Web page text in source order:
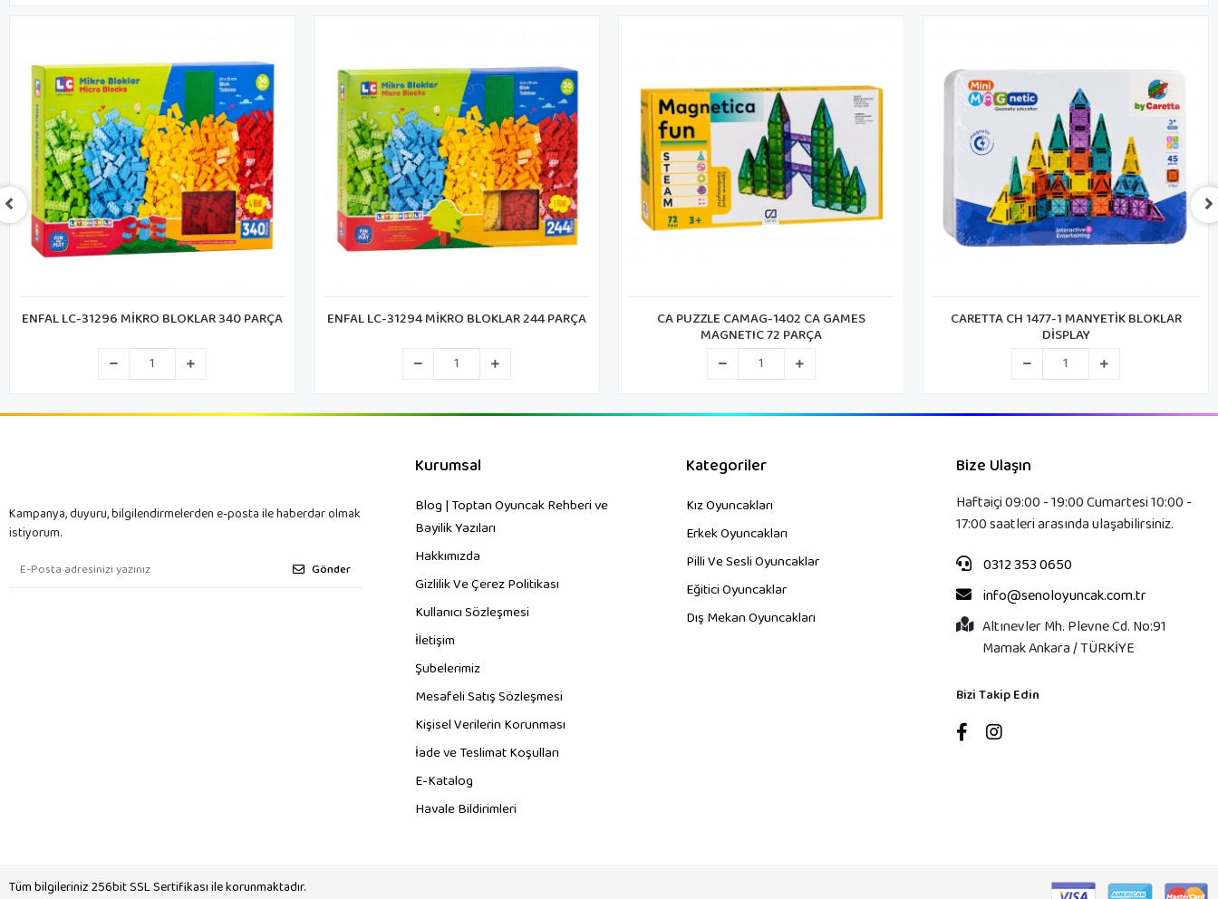
ENFAL LC-31294 MİKRO BLOKLAR 244 PARÇA CA PUZZLE CAMAG-1402 CA GAMES CARETTA CH 1477-1 MANYETİK BLOKLAR
DİSPLAY
CARETTA CH 1473-1 MANYETİK BLOKLAR
DİSPLAY
Kampanya, duyuru, bilgilendirmelerden e-posta ile haberdar olmak
istiyorum.
Gönder
Kurumsal
Blog | Toptan Oyuncak Rehberi ve
Bayilik Yazıları
Hakkımızda
Gizlilik Ve Çerez Politikası
Kullanıcı Sözleşmesi
İletişim
Şubelerimiz
Mesafeli Satış Sözleşmesi
Kişisel Verilerin Korunması
İade ve Teslimat Koşulları
E-Katalog
Havale Bildirimleri
Kategoriler
Kız Oyuncakları
Erkek Oyuncakları
Pilli Ve Sesli Oyuncaklar
Eğitici Oyuncaklar
Dış Mekan Oyuncakları
Bize Ulaşın
Haftaiçi 09:00 - 19:00 Cumartesi 10:00 -
17:00 saatleri arasında ulaşabilirsiniz.
0312 353 0650
info@senoloyuncak.com.tr
Altınevler Mh. Plevne Cd. No:91
Mamak Ankara / TÜRKİYE
Bizi Takip Edin
Tüm bilgileriniz 256bit SSL Sertifikası ile korunmaktadır.